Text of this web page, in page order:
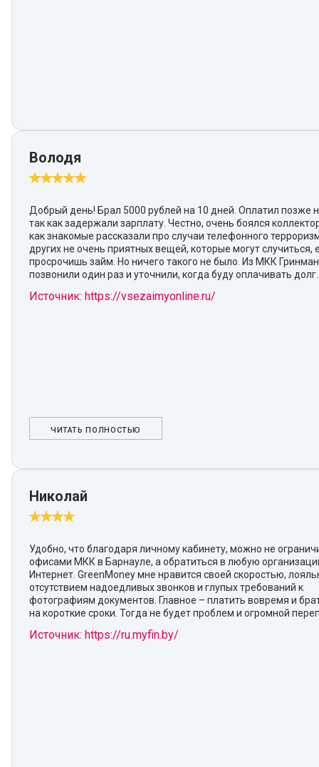
Володя
Добрый день! Брал 5000 рублей на 10 дней. Оплатил позже
так как задержали зарплату. Честно, очень боялся
как знакомые рассказали про случаи телефонного
других не очень приятных вещей, которые могут случиться,
просрочишь займ. Но ничего такого не было. Из МКК
позвонили один раз и уточнили, когда буду оплачивать долг.
Источник: https://vsezaimyonline.ru/
ЧИТАТЬ ПОЛНОСТЬЮ
Николай
Удобно, что благодаря личному кабинету, можно не
офисами МКК в Барнауле, а обратиться в любую
Интернет. GreenMoney мне нравится своей скоростью,
отсутствием надоедливых звонков и глупых требований к
фотографиям документов. Главное – платить вовремя и
на короткие сроки. Тогда не будет проблем и огромной
Источник: https://ru.myfin.by/